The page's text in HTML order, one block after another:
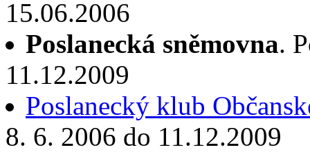
15.06.2006
Poslanecká sněmovna.
11.12.2009
Poslanecký klub
8. 6. 2006 do 11.12.2009